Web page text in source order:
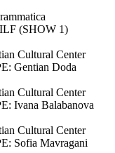
(SHOW 1)
Cultural Center
Gentian Doda
Cultural Center
Ivana Balabanova
Cultural Center
Sofia Mavragani